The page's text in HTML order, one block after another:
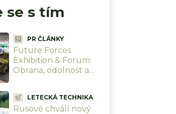
se s tím
PR ČLÁNKY
Future Forces
Exhibition & Forum:
Obrana, odolnost a
realituLETECKÁ TECHNIKA
Rusové chválí nový